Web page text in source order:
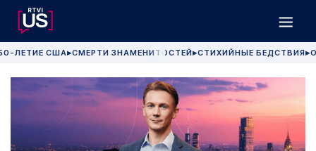
ЛЕТИЕ США▶СМЕРТИ ЗНАМЕНИТОСТЕЙ▶СТИХИЙНЫЕ БЕДСТВИЯ▶